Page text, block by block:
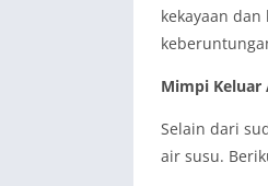
kekayaan
Mimpi Keluar
Selain dari
air susu.